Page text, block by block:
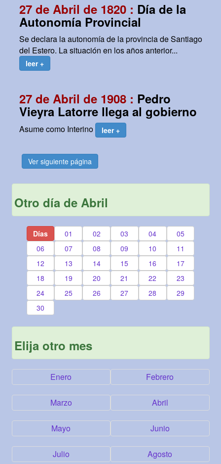
27 de Abril de 1820 : Día de la
Autonomía Provincial
Se declara la autonomía de la provincia de Santiago
del Estero. La situación en los años anterior...
leer +
27 de Abril de 1908 : Pedro
Vieyra Latorre llega al gobierno
Asume como Interino leer +
Ver siguiente página
Otro día de Abril
Días 01 02 03 04
05
06
07 08 09 10
11
12
13 14 15 16
17
18
19 20 21 22
23
24
25 26 27 28
29
30
Elija otro mes
Enero Febrero
Marzo Abril
Mayo Junio
Julio Agosto